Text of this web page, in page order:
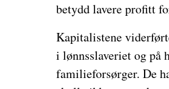
betydd lavere profitt
Kapitalistene
i lønnsslaveriet og på
familieforsørger. De